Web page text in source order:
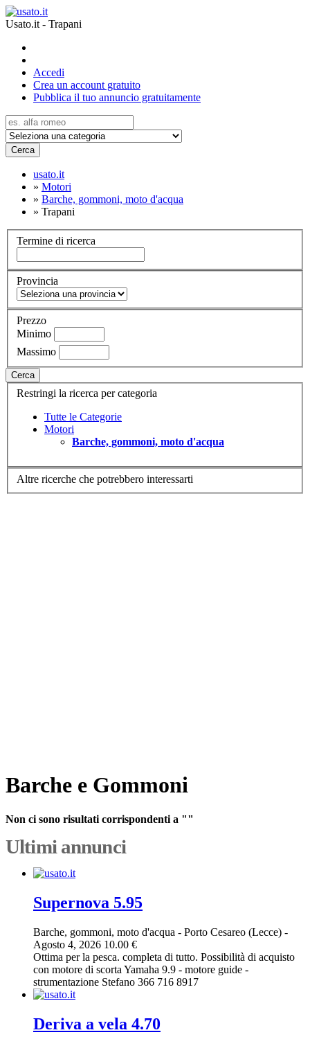
Usato.it - Trapani
Accedi
Crea un account gratuito
Pubblica il tuo annuncio gratuitamente
Cerca
usato.it
» Motori
» Barche, gommoni, moto d'acqua
» Trapani
Termine di ricerca
Provincia
Prezzo
Minimo
Massimo
Cerca
Restringi la ricerca per categoria
Tutte le Categorie
Motori
Barche, gommoni, moto d'acqua
Altre ricerche che potrebbero interessarti
Barche e Gommoni
Non ci sono risultati corrispondenti a ""
Ultimi annunci
Supernova 5.95
Barche, gommoni, moto d'acqua - Porto Cesareo (Lecce) -
Agosto 4, 2026 10.00 €
Ottima per la pesca. completa di tutto. Possibilità di acquisto
con motore di scorta Yamaha 9.9 - motore guide -
strumentazione Stefano 366 716 8917
Deriva a vela 4.70